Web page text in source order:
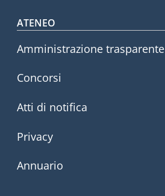
Footer menu
ATENEO
Amministrazione trasparente
Concorsi
Atti di notifica
Privacy
Annuario